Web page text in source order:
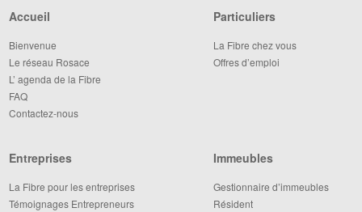
Accueil
Bienvenue
Le réseau Rosace
L’ agenda de la Fibre
FAQ
Contactez-nous
Particuliers
La Fibre chez vous
Offres d’emploi
Entreprises
La Fibre pour les entreprises
Témoignages Entrepreneurs
Immeubles
Gestionnaire d’immeubles
Résident